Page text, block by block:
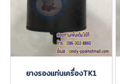
ยางรองแท่นเครื่องTK1